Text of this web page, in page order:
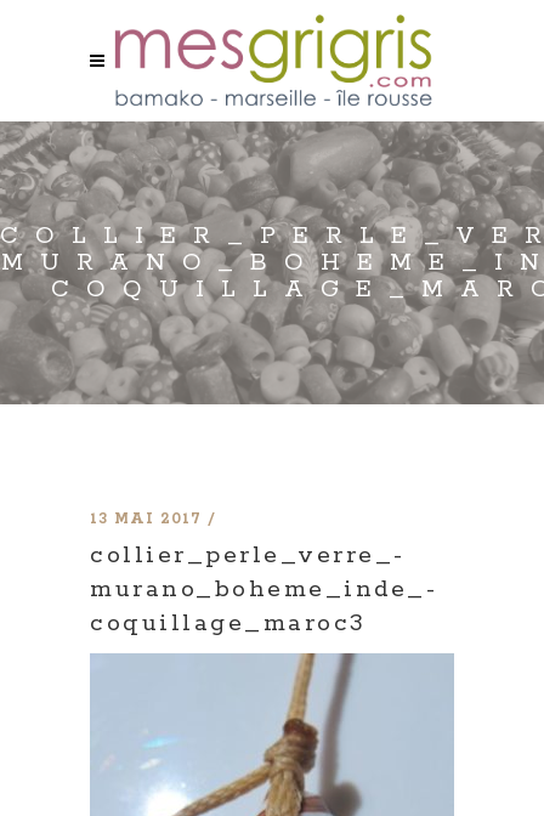
13 MAI 2017
collier_perle_verre_-
murano_boheme_inde_-
coquillage_maroc3